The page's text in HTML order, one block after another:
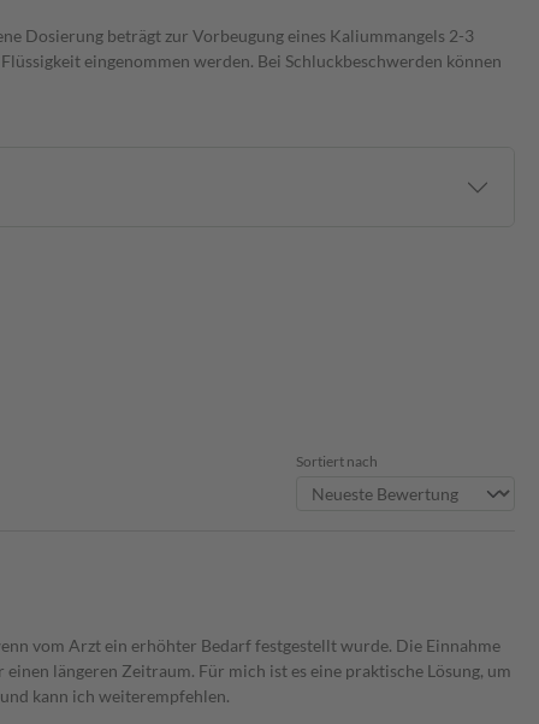
Dosierung beträgt zur Vorbeugung eines Kaliummangels 2-3
eingenommen werden. Bei Schluckbeschwerden können
Sortiert nach
vom Arzt ein erhöhter Bedarf festgestellt wurde. Die Einnahme
längeren Zeitraum. Für mich ist es eine praktische Lösung, um
kann ich weiterempfehlen.